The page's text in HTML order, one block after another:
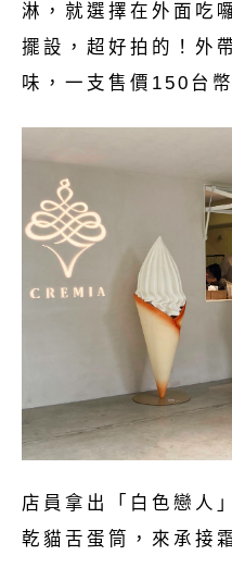
淋，就選擇在外面吃
擺設，超好拍的！外
味，一支售價150台幣
店員拿出「白色戀人
乾貓舌蛋筒，來承接